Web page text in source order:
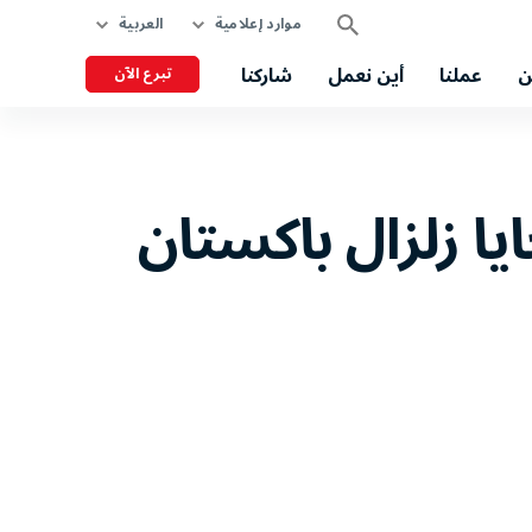
موارد إعلامية العربية
عملنا أين نعمل شاركنا تبرع الآن
زلزال باكستان